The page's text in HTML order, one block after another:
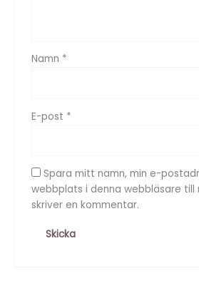
Namn *
E-post *
Spara mitt namn, min e-
webbplats i denna webbläsare till
skriver en kommentar.